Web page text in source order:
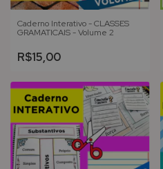
Caderno Interativo - CLASSES
GRAMATICAIS - Volume 2
R$15,00